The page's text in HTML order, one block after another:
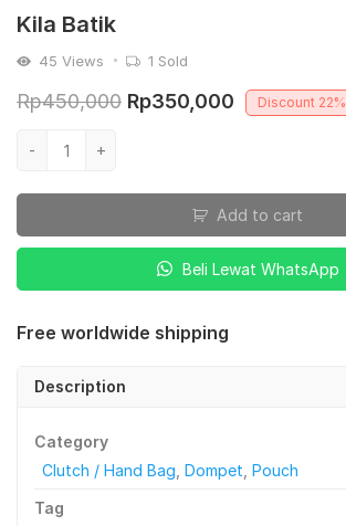
Kila Batik
45 Views 1 Sold
Rp450,000 Original
Rp350,000 Current
Discount 22%
-
quantity
+
Add to cart
Beli Lewat WhatsApp
Free worldwide shipping
Description
Category
Clutch / Hand Bag Dompet Pouch
Tag